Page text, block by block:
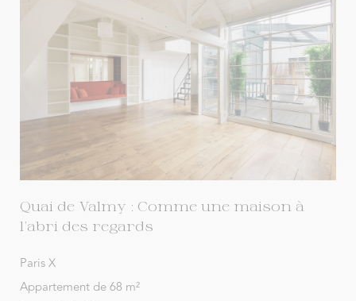
Quai de Valmy : Comme une maison à
l’abri des regards
Paris X
Appartement de 68 m²